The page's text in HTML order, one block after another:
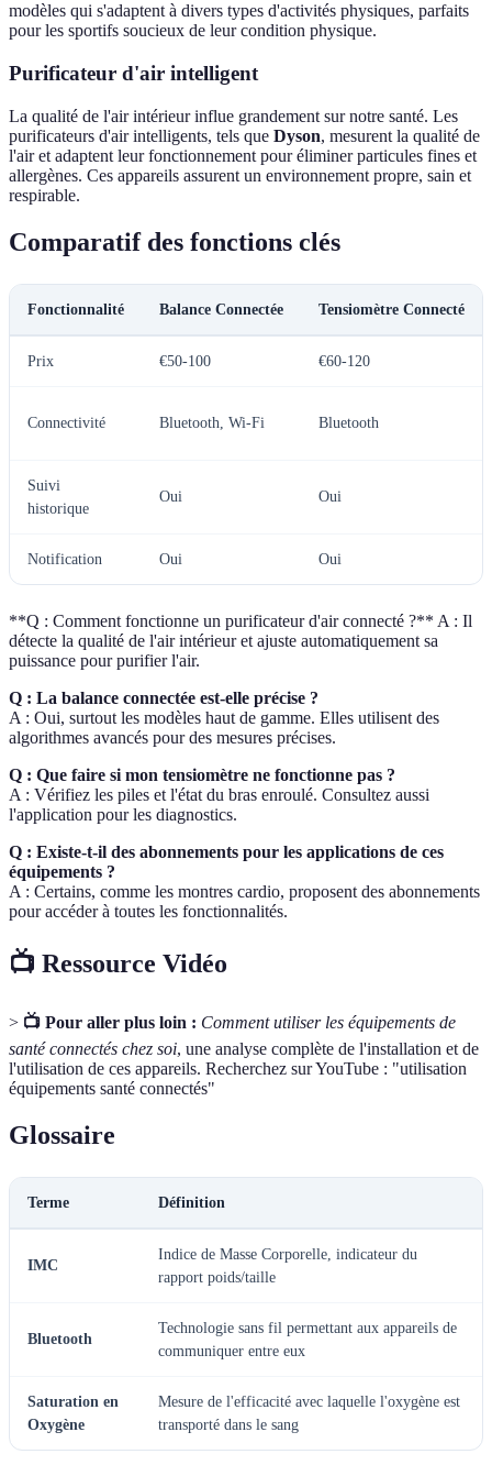
modèles qui s'adaptent à divers types d'activités physiques, parfaits
pour les sportifs soucieux de leur condition physique.
Purificateur d'air intelligent
La qualité de l'air intérieur influe grandement sur notre santé. Les
purificateurs d'air intelligents, tels que Dyson, mesurent la qualité de
l'air et adaptent leur fonctionnement pour éliminer particules fines et
allergènes. Ces appareils assurent un environnement propre, sain et
respirable.
Comparatif des fonctions clés
Fonctionnalité Balance Connectée Tensiomètre Connecté
Prix €50-100 €60-120
Connectivité Bluetooth, Wi-Fi Bluetooth
Suivi
historique
Oui Oui
Notification Oui Oui
**Q : Comment fonctionne un purificateur d'air connecté ?** A : Il
détecte la qualité de l'air intérieur et ajuste automatiquement sa
puissance pour purifier l'air.
Q : La balance connectée est-elle précise ?
A : Oui, surtout les modèles haut de gamme. Elles utilisent des
algorithmes avancés pour des mesures précises.
Q : Que faire si mon tensiomètre ne fonctionne pas ?
A : Vérifiez les piles et l'état du bras enroulé. Consultez aussi
l'application pour les diagnostics.
Q : Existe-t-il des abonnements pour les applications de ces
équipements ?
A : Certains, comme les montres cardio, proposent des abonnements
pour accéder à toutes les fonctionnalités.
📺 Ressource Vidéo
> 📺 Pour aller plus loin : Comment utiliser les équipements de
santé connectés chez soi, une analyse complète de l'installation et de
l'utilisation de ces appareils. Recherchez sur YouTube : "utilisation
équipements santé connectés"
Glossaire
Terme Définition
IMC
Indice de Masse Corporelle, indicateur du
rapport poids/taille
Bluetooth
Technologie sans fil permettant aux appareils de
communiquer entre eux
Saturation en
Oxygène
Mesure de l'efficacité avec laquelle l'oxygène est
transporté dans le sang